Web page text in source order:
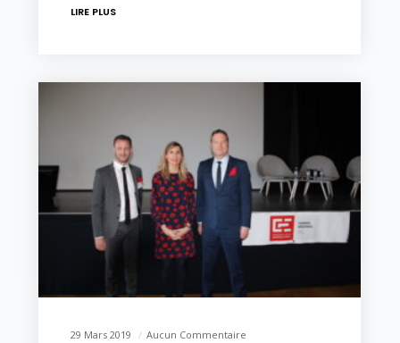
LIRE PLUS
29 Mars 2019
Aucun Commentaire